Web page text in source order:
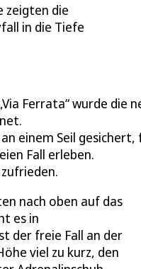
zeigten die
in die Tiefe
Ferrata“ wurde die
einem Seil gesichert,
Fall erleben.
nach oben auf das
es in
der freie Fall an der
viel zu kurz, den